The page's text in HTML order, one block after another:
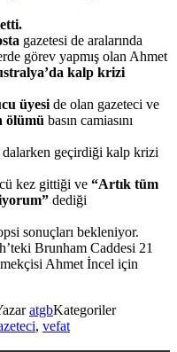
gazetesi de aralarında
görev yapmış olan Ahmet
kalp krizi
üyesi de olan gazeteci ve
ölümü basın camiasını
dalarken geçirdiği kalp krizi
kez gittiği ve “Artık tüm
dediği
sonuçları bekleniyor.
Brunham Caddesi 21
Ahmet İncel için
atgbKategoriler
, vefat